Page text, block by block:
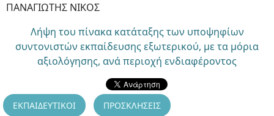
ΠΑΝΑΓΙΩΤΗΣ ΝΙΚΟΣ
Λήψη του πίνακα κατάταξης των υποψηφίων
συντονιστών εκπαίδευσης εξωτερικού, με τα μόρια
αξιολόγησης, ανά περιοχή ενδιαφέροντος
ΕΚΠΑΙΔΕΥΤΙΚΟΙ ΠΡΟΣΚΛΗΣΕΙΣ